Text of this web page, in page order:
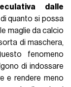
dalle
quanto si possa
maglie da calcio
di maschera,
fenomeno
di indossare
e rendere meno